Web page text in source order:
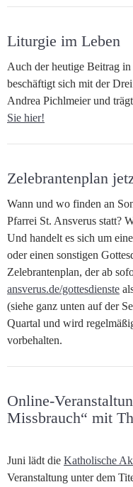
Liturgie im Leben
Auch der heutige Beitrag
beschäftigt sich mit der
Andrea Pichlmeier und
Sie hier!
Zelebrantenplan
Wann und wo finden an
Pfarrei St. Ansverus statt?
Und handelt es sich um
oder einen sonstigen
Zelebrantenplan, der ab
ansverus.de/gottesdienste
(siehe ganz unten auf der
Quartal und wird
vorbehalten.
Online-
Missbrauch“ mit
Juni lädt die Katholische
Veranstaltung unter dem